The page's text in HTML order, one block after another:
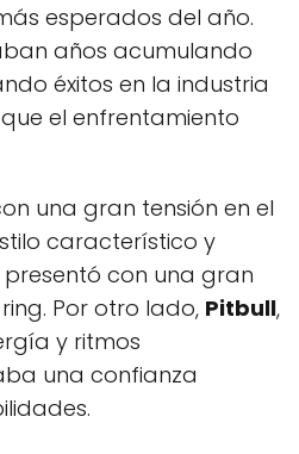
esperados del año.
años acumulando
éxitos en la industria
el enfrentamiento
una gran tensión en el
característico y
con una gran
Por otro lado, Pitbull,
y ritmos
una confianza